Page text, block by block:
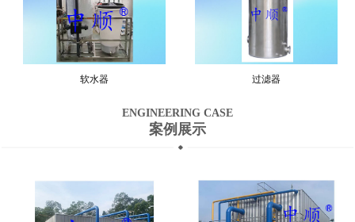
软水器 过滤器
ENGINEERING CASE
案例展示